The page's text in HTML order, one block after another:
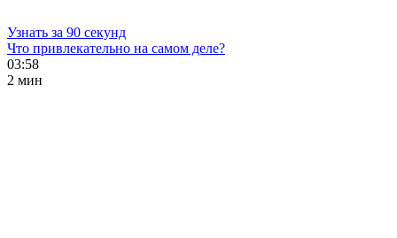
Узнать за 90 секунд
Что привлекательно на самом деле?
03:58
2 мин